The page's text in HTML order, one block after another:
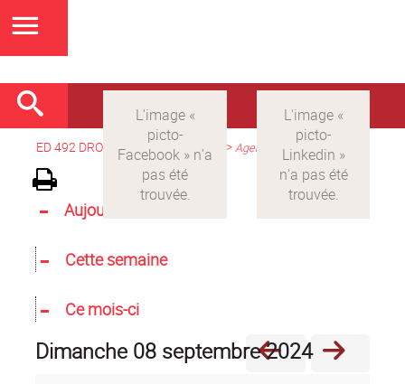
ED 492 DROIT > Version française >Agenda
Aujourd'hui
Cette semaine
Ce mois-ci
dimanche 08 septembre 2024